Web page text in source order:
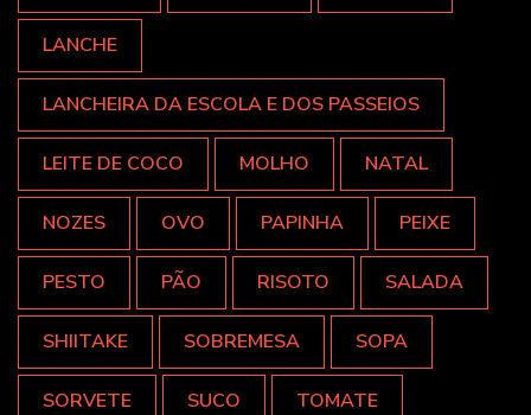
LANCHE
LANCHEIRA DA ESCOLA E DOS PASSEIOS
LEITE DE COCO MOLHO NATAL
NOZES OVO PAPINHA PEIXE
PESTO PÃO RISOTO SALADA
SHIITAKE SOBREMESA SOPA
SORVETE SUCO TOMATE